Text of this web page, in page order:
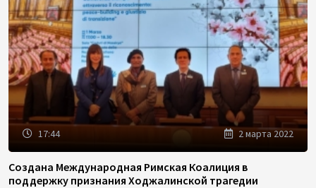
17:44 2 марта 2022
Создана Международная Римская Коалиция в
поддержку признания Ходжалинской трагедии